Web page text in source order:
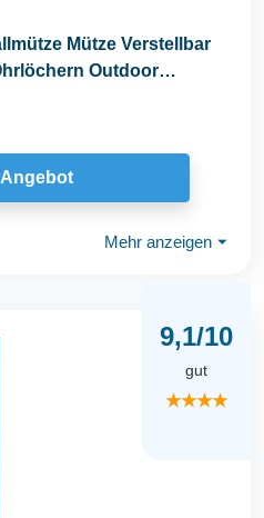
Mütze Verstellbar
Outdoor
Mehr anzeigen ⏷
9,1/10
gut
★★★★